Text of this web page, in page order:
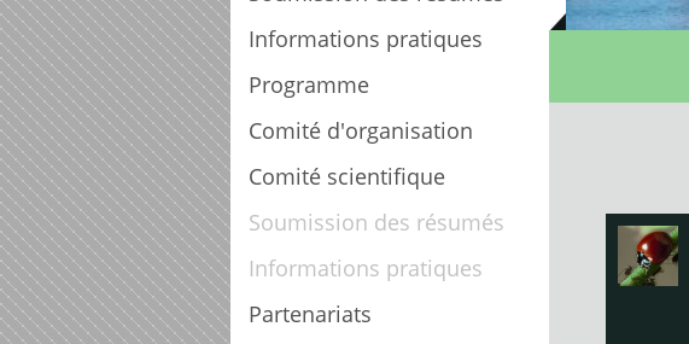
Informations pratiques
Programme
Comité d'organisation
Comité scientifique
Soumission des résumés
Informations pratiques
Partenariats